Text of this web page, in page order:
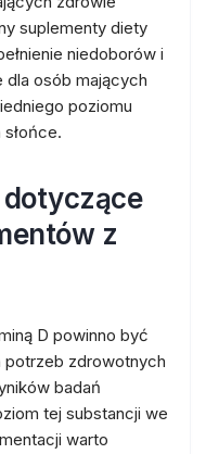
suplementy diety
niedoborów i
osób mających
poziomu
dotyczące
z
D powinno być
potrzeb zdrowotnych
badań
tej substancji we
warto